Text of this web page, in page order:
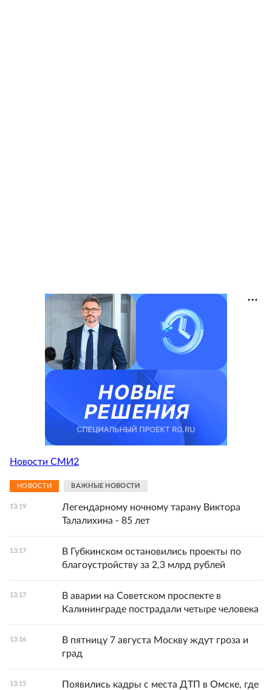
Новости СМИ2
НОВОСТИ ВАЖНЫЕ НОВОСТИ
13:19
Легендарному ночному тарану Виктора
Талалихина - 85 лет
13:17
В Губкинском остановились проекты по
благоустройству за 2,3 млрд рублей
13:17
В аварии на Советском проспекте в
Калининграде пострадали четыре человека
13:16
В пятницу 7 августа Москву ждут гроза и
град
13:15
Появились кадры с места ДТП в Омске, где